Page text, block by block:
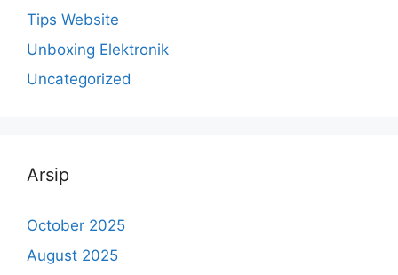
Tips Website
Unboxing Elektronik
Uncategorized
Arsip
October 2025
August 2025